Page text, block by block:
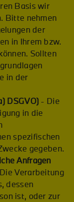
Basis wir
Bitte nehmen
der
in Ihrem bzw.
Sollten
in der
DSGVO) - Die
in die
spezifischen
gegeben.
Anfragen
Verarbeitung
dessen
ist, oder zur